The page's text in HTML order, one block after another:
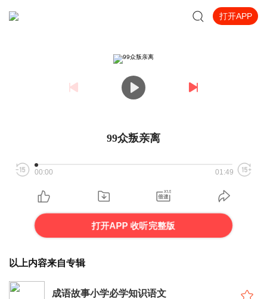
打开APP
99众叛亲离
00:00 01:49
打开APP 收听完整版
以上内容来自专辑
成语故事小学必学知识语文